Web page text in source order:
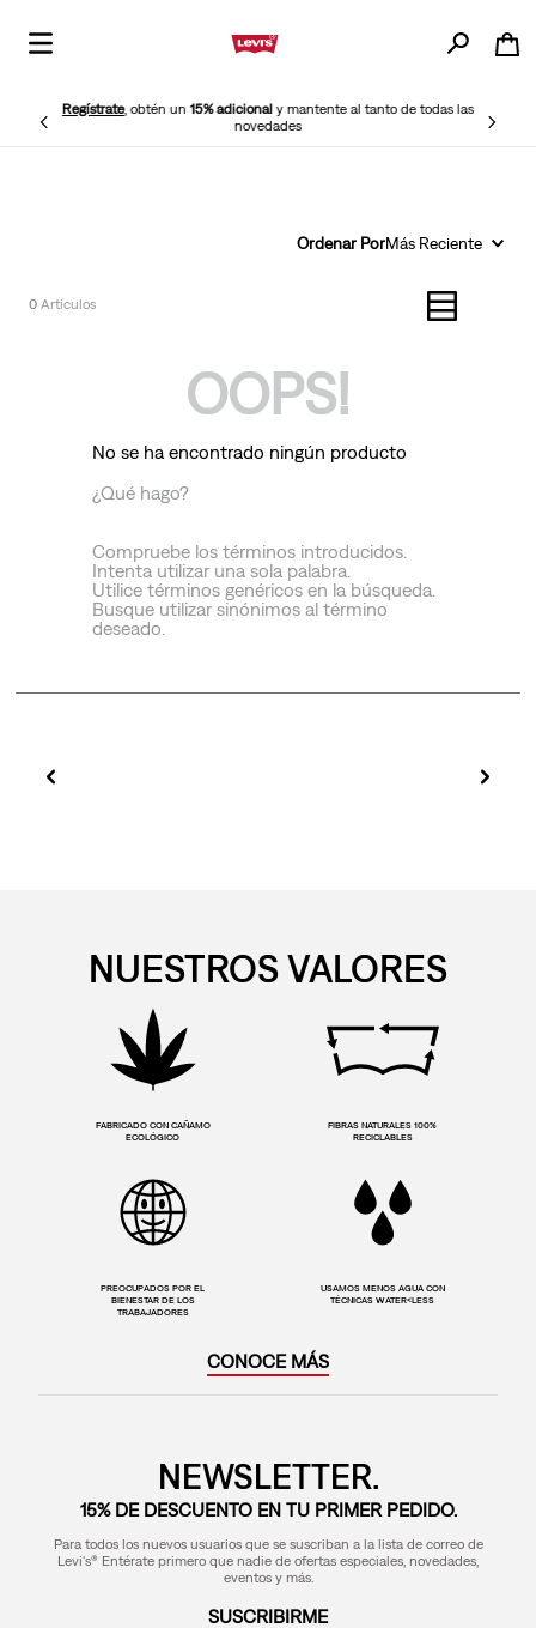
Regístrate, obtén un15% adicionaly mantente al tanto de todas las
novedades
Ordenar PorMás Reciente
0
OOPS!
No se ha encontrado ningún producto
¿Qué hago?
Compruebe los términos introducidos.
Intenta utilizar una sola palabra.
Utilice términos genéricos en la búsqueda.
Busque utilizar sinónimos al término
deseado.
NUESTROS VALORES
FABRICADO CON CAÑAMO
ECOLÓGICO
FIBRAS NATURALES 100%
RECICLABLES
PREOCUPADOS POR EL
BIENESTAR DE LOS
TRABAJADORES
USAMOS MENOS AGUA CON
TÉCNICAS WATER<LESS
CONOCE MÁS
NEWSLETTER.
15% DE DESCUENTO EN TU PRIMER PEDIDO.
Para todos los nuevos usuarios que se suscriban a la lista de correo de
Levi's® Entérate primero que nadie de ofertas especiales, novedades,
eventos y más.
SUSCRIBIRME